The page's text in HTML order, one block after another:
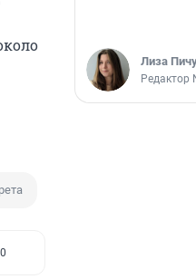
0
Лиза
Редактор